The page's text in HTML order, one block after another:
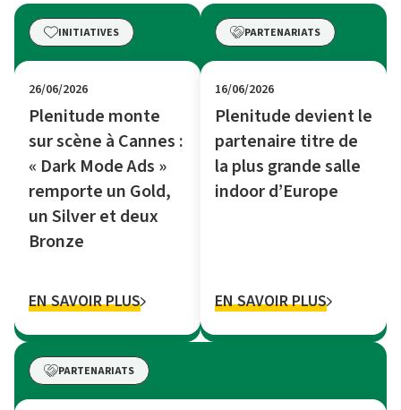
INITIATIVES
26/06/2026
Plenitude monte
sur scène à Cannes :
« Dark Mode Ads »
remporte un Gold,
un Silver et deux
Bronze
EN SAVOIR PLUS
PARTENARIATS
16/06/2026
Plenitude devient le
partenaire titre de
la plus grande salle
indoor d’Europe
EN SAVOIR PLUS
PARTENARIATS